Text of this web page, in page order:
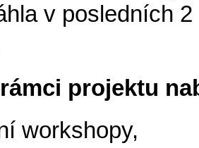
v posledních
projektu
workshopy,